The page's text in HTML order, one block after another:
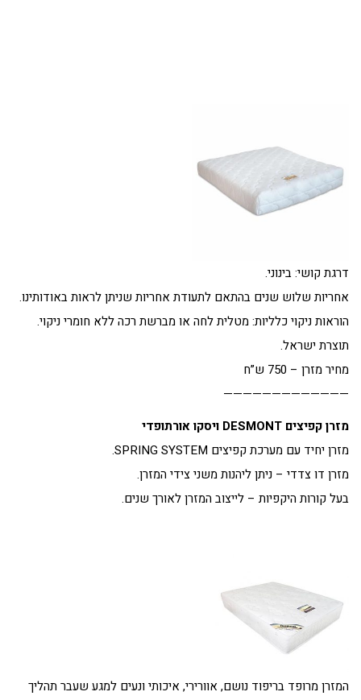
דרגת קושי: בינוני.
אחריות שלוש שנים בהתאם לתעודת אחריות שניתן לראות באודותינו.
הוראות ניקוי כלליות: מטלית לחה או מברשת רכה ללא חומרי ניקוי.
תוצרת ישראל.
מחיר מזרן – 750 ש”ח
—————————————
מזרן קפיצים DESMONT ויסקו אורתופדי
מזרן יחיד עם מערכת קפיצים SPRING SYSTEM.
מזרן דו צדדי – ניתן ליהנות משני צידי המזרן.
בעל קורות היקפיות – לייצוב המזרן לאורך שנים.
המזרן מרופד בריפוד נושם, אוורירי, איכותי ונעים למגע שעבר תהליך